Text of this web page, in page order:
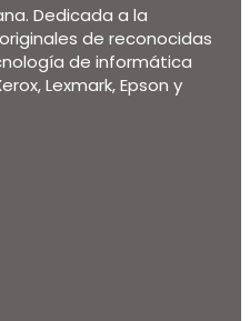
Dedicada a la
de reconocidas
de informática
Lexmark, Epson y